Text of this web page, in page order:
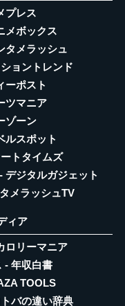
プレス
メボックス
タメラッシュ
ョントレンド
ーポスト
ツマニア
ゾーン
ルスポット
トタイムズ
デジタルガジェット
メラッシュTV
ィア
ロリーマニア
- 年収白書
TOOLS
バの違い辞典